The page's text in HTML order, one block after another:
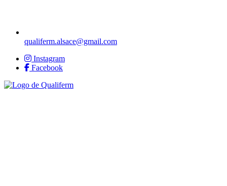
qualiferm.alsace@gmail.com
Instagram
Facebook